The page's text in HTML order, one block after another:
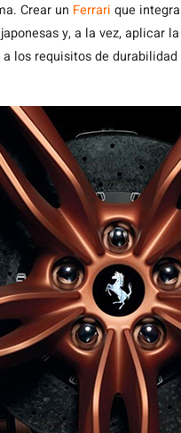
Crear un Ferrari que
y, a la vez, aplicar
los requisitos de